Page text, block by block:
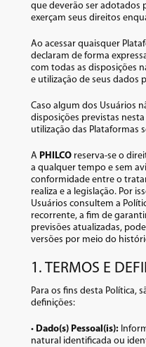
que deverão ser adotados
exerçam seus direitos
Ao acessar quaisquer
declaram de forma
com todas as disposições
e utilização de seus dados
Caso algum dos Usuários
disposições previstas
utilização das Plataformas
A PHILCO reserva-se o
a qualquer tempo e sem
conformidade entre o
realiza e a legislação. Por
Usuários consultem a
recorrente, a fim de
previsões atualizadas,
versões por meio do
1. TERMOS E
Para os fins desta Política,
definições:
• Dado(s) Pessoal(is):
natural identificada ou